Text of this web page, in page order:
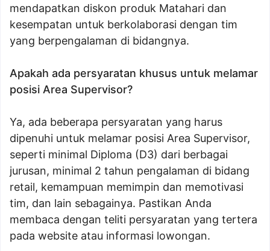
mendapatkan diskon produk Matahari dan
kesempatan untuk berkolaborasi dengan tim
yang berpengalaman di bidangnya.
Apakah ada persyaratan khusus untuk melamar
posisi Area Supervisor?
Ya, ada beberapa persyaratan yang harus
dipenuhi untuk melamar posisi Area Supervisor,
seperti minimal Diploma (D3) dari berbagai
jurusan, minimal 2 tahun pengalaman di bidang
retail, kemampuan memimpin dan memotivasi
tim, dan lain sebagainya. Pastikan Anda
membaca dengan teliti persyaratan yang tertera
pada website atau informasi lowongan.